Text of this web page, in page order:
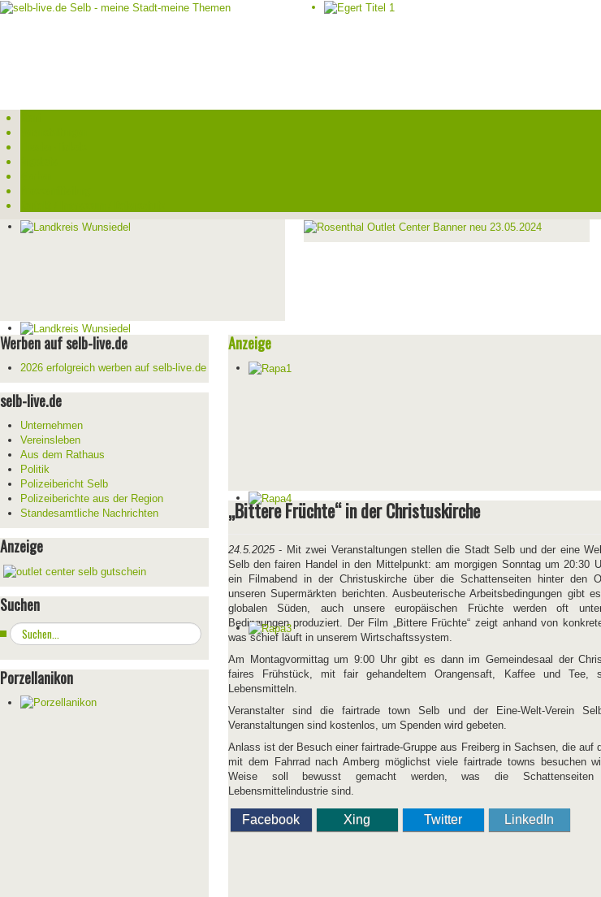
Werben auf selb-live.de
2026 erfolgreich werben auf selb-live.de
selb-live.de
Unternehmen
Vereinsleben
Aus dem Rathaus
Politik
Polizeibericht Selb
Polizeiberichte aus der Region
Standesamtliche Nachrichten
Anzeige
Suchen
Suchen
...
Porzellanikon
Anzeige
„Bittere Früchte“ in der Christuskirche
24.5.2025- Mit zwei Veranstaltungen stellen die Stadt Selb und der eine
Selb den fairen Handel in den Mittelpunkt: am morgigen Sonntag um 20:30
ein Filmabend in der Christuskirche über die Schattenseiten hinter den
unseren Supermärkten berichten. Ausbeuterische Arbeitsbedingungen gibt
globalen Süden, auch unsere europäischen Früchte werden oft
Bedingungen produziert. Der Film „Bittere Früchte“ zeigt anhand von
was schief läuft in unserem Wirtschaftssystem.
Am Montagvormittag um 9:00 Uhr gibt es dann im Gemeindesaal der
faires Frühstück, mit fair gehandeltem Orangensaft, Kaffee und Tee,
Lebensmitteln.
Veranstalter sind die fairtrade town Selb und der Eine-Welt-Verein
Veranstaltungen sind kostenlos, um Spenden wird gebeten.
Anlass ist der Besuch einer fairtrade-Gruppe aus Freiberg in Sachsen, die auf
mit dem Fahrrad nach Amberg möglichst viele fairtrade towns besuchen
Weise soll bewusst gemacht werden, was die
Lebensmittelindustrie sind.
Facebook Xing Twitter LinkedIn